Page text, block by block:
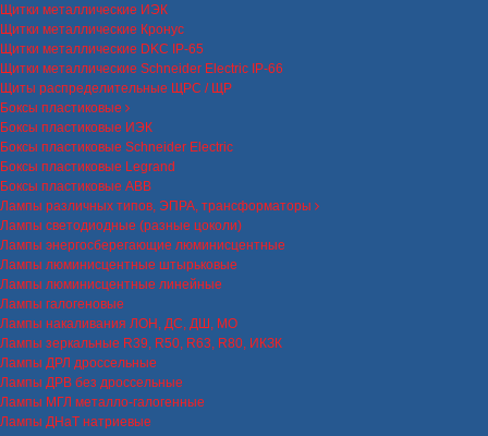
Щитки металлические ИЭК
Щитки металлические Кронус
Щитки металлические DKC IP-65
Щитки металлические Schneider Electric IP-66
Щиты распределительные ЩРС / ЩР
Боксы пластиковые
Боксы пластиковые ИЭК
Боксы пластиковые Schneider Electric
Боксы пластиковые Legrand
Боксы пластиковые ABB
Лампы различных типов, ЭПРА, трансформаторы
Лампы светодиодные (разные цоколи)
Лампы энергосберегающие люминисцентные
Лампы люминисцентные штырьковые
Лампы люминисцентные линейные
Лампы галогеновые
Лампы накаливания ЛОН, ДС, ДШ, МО
Лампы зеркальные R39, R50, R63, R80, ИКЗК
Лампы ДРЛ дроссельные
Лампы ДРВ без дроссельные
Лампы МГЛ металло-галогенные
Лампы ДНаТ натриевые